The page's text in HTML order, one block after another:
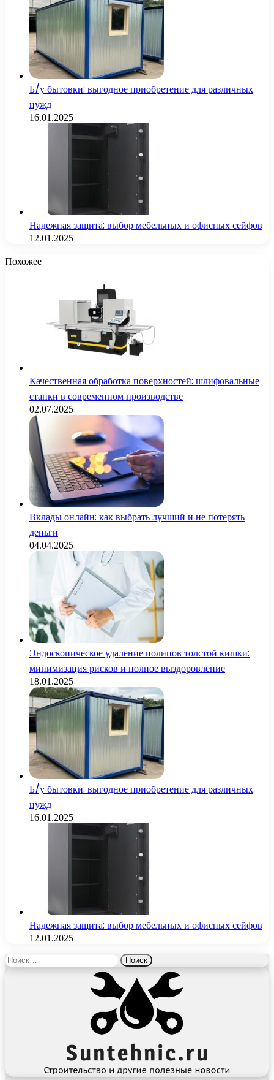
Б/у бытовки: выгодное приобретение для различных
нужд
16.01.2025
Надежная защита: выбор мебельных и офисных сейфов
12.01.2025
Похожее
Качественная обработка поверхностей: шлифовальные
станки в современном производстве
02.07.2025
Вклады онлайн: как выбрать лучший и не потерять
деньги
04.04.2025
Эндоскопическое удаление полипов толстой кишки:
минимизация рисков и полное выздоровление
18.01.2025
Б/у бытовки: выгодное приобретение для различных
нужд
16.01.2025
Надежная защита: выбор мебельных и офисных сейфов
12.01.2025
Найти: